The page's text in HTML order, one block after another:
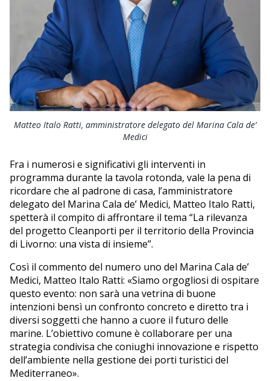
Matteo Italo Ratti, amministratore delegato del Marina Cala de’
Medici
Fra i numerosi e significativi gli interventi in
programma durante la tavola rotonda, vale la pena di
ricordare che al padrone di casa, l’amministratore
delegato del Marina Cala de’ Medici, Matteo Italo Ratti,
spetterà il compito di affrontare il tema “La rilevanza
del progetto Cleanporti per il territorio della Provincia
di Livorno: una vista di insieme”.
Così il commento del numero uno del Marina Cala de’
Medici, Matteo Italo Ratti: «Siamo orgogliosi di ospitare
questo evento: non sarà una vetrina di buone
intenzioni bensì un confronto concreto e diretto tra i
diversi soggetti che hanno a cuore il futuro delle
marine. L’obiettivo comune è collaborare per una
strategia condivisa che coniughi innovazione e rispetto
dell’ambiente nella gestione dei porti turistici del
Mediterraneo».